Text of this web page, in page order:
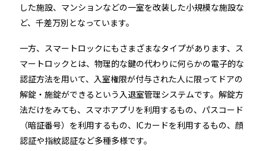
した施設、マンションなどの一室を改装した小規模な施設な
ど、千差万別となっています。
一方、スマートロックにもさまざまなタイプがあります、ス
マートロックとは、物理的な鍵の代わりに何らかの電子的な
認証方法を用いて、入室権限が付与された人に限ってドアの
解錠・施錠ができるという入退室管理システムです。解錠方
法だけをみても、スマホアプリを利用するもの、パスコード
（暗証番号）を利用するもの、ICカードを利用するもの、顔
認証や指紋認証など多種多様です。